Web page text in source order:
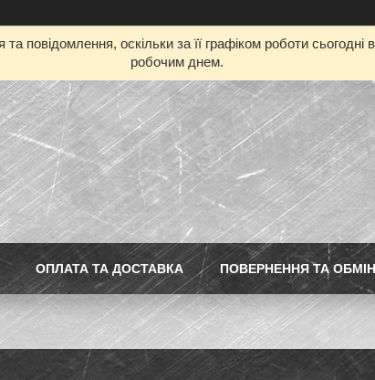
повідомлення, оскільки за її графіком роботи
робочим днем.
ОПЛАТА ТА ДОСТАВКА ПОВЕРНЕННЯ ТА ОБМІН